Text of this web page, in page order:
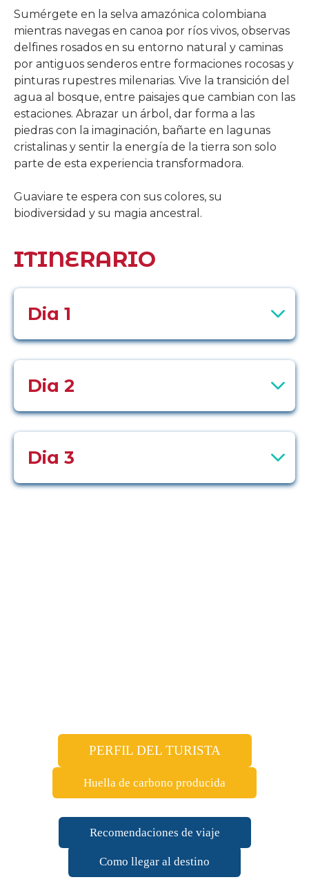
Sumérgete en la selva amazónica colombiana
mientras navegas en canoa por ríos vivos, observas
delfines rosados en su entorno natural y caminas
por antiguos senderos entre formaciones rocosas y
pinturas rupestres milenarias. Vive la transición del
agua al bosque, entre paisajes que cambian con las
estaciones. Abrazar un árbol, dar forma a las
piedras con la imaginación, bañarte en lagunas
cristalinas y sentir la energía de la tierra son solo
parte de esta experiencia transformadora.
Guaviare te espera con sus colores, su
biodiversidad y su magia ancestral.
ITINERARIO
Dia 1
Dia 2
Dia 3
PERFIL DEL TURISTA
Huella de carbono producida
Recomendaciones de viaje
Como llegar al destino